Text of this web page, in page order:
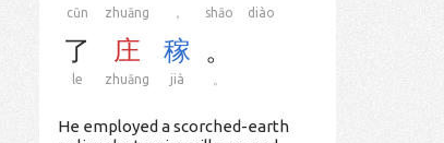
cūn zhuāng ， shāo diào
了
le
庄
zhuāng
稼
jià
。
He employed a scorched-earth